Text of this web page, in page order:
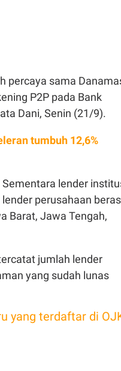
percaya sama
P2P pada Bank
Dani, Senin (21/9).
tumbuh 12,6%
lender
perusahaan
Barat, Jawa Tengah,
jumlah lender
yang sudah lunas
yang terdaftar di